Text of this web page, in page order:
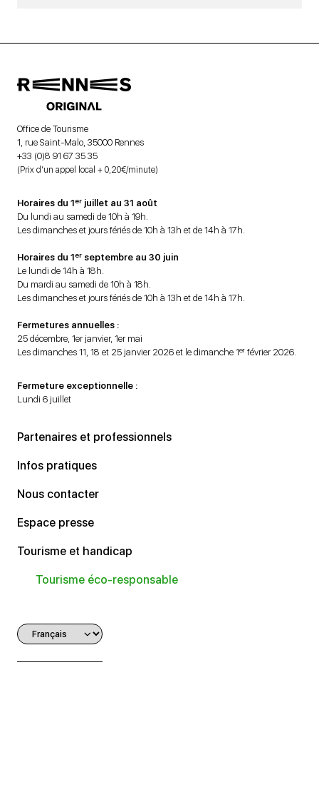
Office de Tourisme
1, rue Saint-Malo, 35000 Rennes
+33 (0)8 91 67 35 35
(Prix d’un appel local + 0,20€/minute)
Horaires du 1er juillet au 31 août
Du lundi au samedi de 10h à 19h.
Les dimanches et jours fériés de 10h à 13h et de 14h à 17h.
Horaires du 1er septembre au 30 juin
Le lundi de 14h à 18h.
Du mardi au samedi de 10h à 18h.
Les dimanches et jours fériés de 10h à 13h et de 14h à 17h.
Fermetures annuelles :
25 décembre, 1er janvier, 1er mai
Les dimanches 11, 18 et 25 janvier 2026 et le dimanche 1er février 2026.
Fermeture exceptionnelle :
Lundi 6 juillet
Partenaires et professionnels
Infos pratiques
Nous contacter
Espace presse
Tourisme et handicap
Tourisme éco-responsable